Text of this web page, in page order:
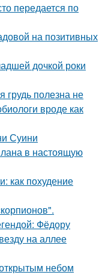
передается по
на позитивных
дочкой роки
грудь полезна не
вроде как
Суини
в настоящую
как похудение
Фёдору
на аллее
небом